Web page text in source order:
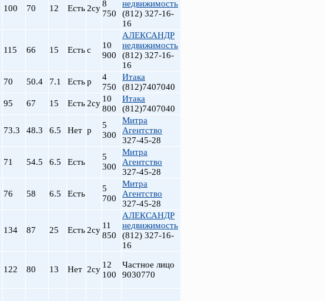
100 70 12 Есть 2су8
750
недвижимость
(812) 327-16-
16
115 66 15 Естьс
10
900
АЛЕКСАНДР
недвижимость
(812) 327-16-
16
70 50.4 7.1 Естьр
4
750
Итака
(812)7407040
95 67 15 Есть 2су 10
800
Итака
(812)7407040
73.3 48.3 6.5 Нет р
5
300
Митра
Агентство
327-45-28
71 54.5 6.5 Есть
5
300
Митра
Агентство
327-45-28
76 58 6.5 Есть
5
700
Митра
Агентство
327-45-28
134 87 25 Есть 2су 11
850
АЛЕКСАНДР
недвижимость
(812) 327-16-
16
122 80 13 Нет 2су 12
100
Частное лицо
9030770